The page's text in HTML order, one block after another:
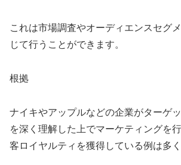
これは市場調査やオーディエンスセグ
じて行うことができます。
根拠
ナイキやアップルなどの企業がターゲ
を深く理解した上でマーケティングを
客ロイヤルティを獲得している例は多く